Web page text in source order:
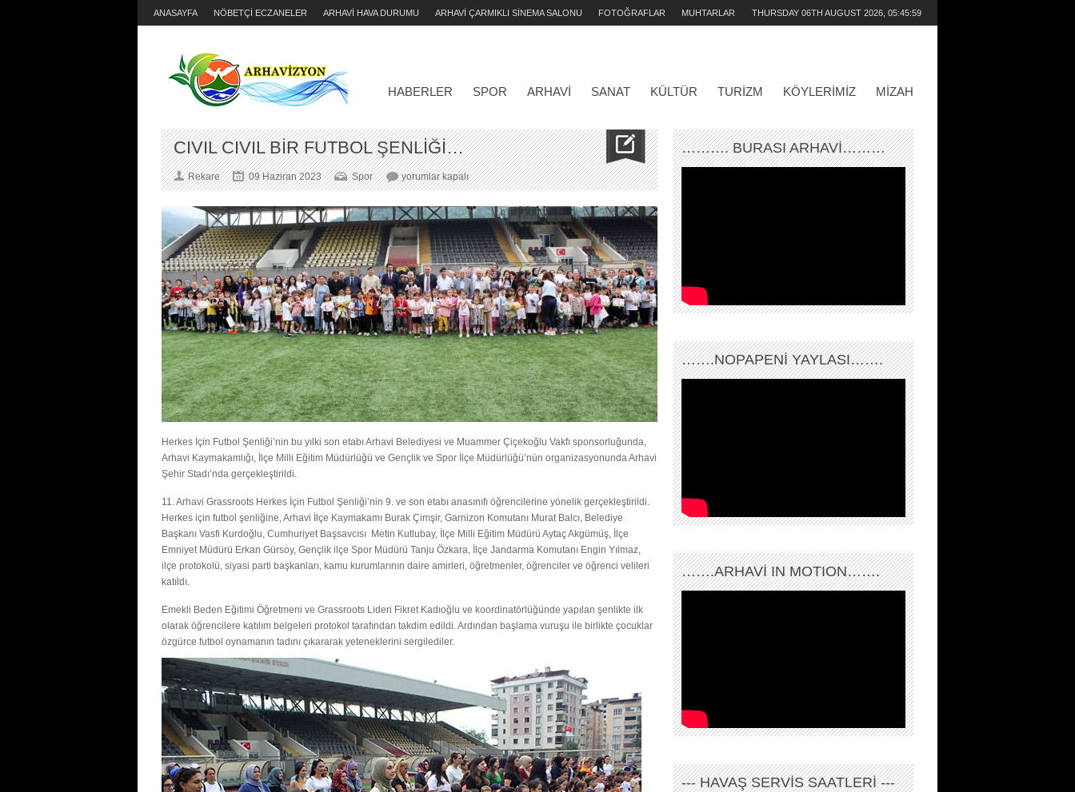
ANASAYFA NÖBETÇİ ECZANELER ARHAVİ HAVA DURUMU ARHAVİ ÇARMIKLI SİNEMA SALONU FOTOĞRAFLAR MUHTARLAR THURSDAY 06TH AUGUST 2026, 05:45:59
HABERLER SPOR ARHAVI SANAT KÜLTÜR TURIZM KÖYLERIMIZ MIZAH
CIVIL CIVIL BİR FUTBOL ŞENLİĞİ…
Rekare 09 Haziran 2023 Spor
CIVIL
CIVIL
BİR
FUTBOL
ŞENLİĞİ…
için
yorumlar kapalı
Herkes İçin Futbol Şenliği’nin bu yılki son etabı Arhavi Belediyesi ve Muammer Çiçekoğlu Vakfı sponsorluğunda,
Arhavi Kaymakamlığı, İlçe Milli Eğitim Müdürlüğü ve Gençlik ve Spor İlçe Müdürlüğü’nün organizasyonunda Arhavi
Şehir Stadı’nda gerçekleştirildi.
11. Arhavi Grassroots Herkes İçin Futbol Şenliği’nin 9. ve son etabı anasınıfı öğrencilerine yönelik gerçekleştirildi.
Herkes için futbol şenliğine, Arhavi İlçe Kaymakamı Burak Çimşir, Garnizon Komutanı Murat Balcı, Belediye
Başkanı Vasfi Kurdoğlu, Cumhuriyet Başsavcısı Metin Kutlubay, İlçe Milli Eğitim Müdürü Aytaç Akgümüş, İlçe
Emniyet Müdürü Erkan Gürsoy, Gençlik ilçe Spor Müdürü Tanju Özkara, İlçe Jandarma Komutanı Engin Yılmaz,
ilçe protokolü, siyasi parti başkanları, kamu kurumlarının daire amirleri, öğretmenler, öğrenciler ve öğrenci velileri
katıldı.
Emekli Beden Eğitimi Öğretmeni ve Grassroots Lideri Fikret Kadıoğlu ve koordinatörlüğünde yapılan şenlikte ilk
olarak öğrencilere katılım belgeleri protokol tarafından takdim edildi. Ardından başlama vuruşu ile birlikte çocuklar
özgürce futbol oynamanın tadını çıkararak yeteneklerini sergilediler.
………. BURASI ARHAVİ………
…….NOPAPENİ YAYLASI…….
…….ARHAVI IN MOTION…….
--- HAVAŞ SERVİS SAATLERİ ---